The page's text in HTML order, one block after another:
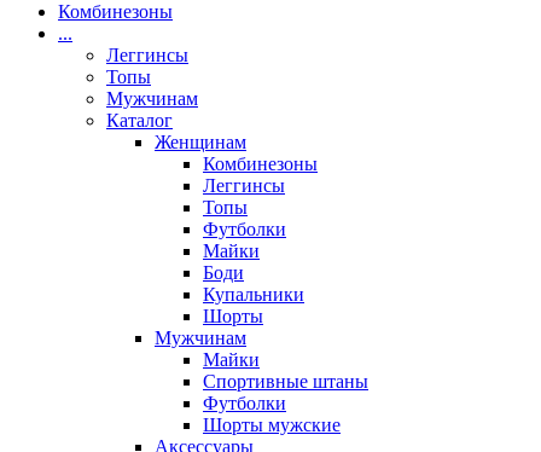
Комбинезоны
...
Леггинсы
Топы
Мужчинам
Каталог
Женщинам
Комбинезоны
Леггинсы
Топы
Футболки
Майки
Боди
Купальники
Шорты
Мужчинам
Майки
Спортивные штаны
Футболки
Шорты мужские
Аксессуары